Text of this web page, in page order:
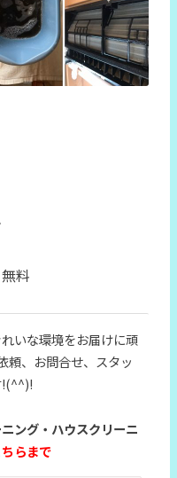
料
いな環境をお届けに頑
頼、お問合せ、スタッ
!(^^)!
ング・ハウスクリーニ
らまで